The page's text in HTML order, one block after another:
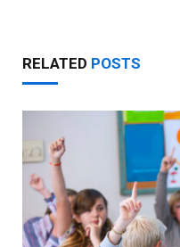
RELATED POSTS